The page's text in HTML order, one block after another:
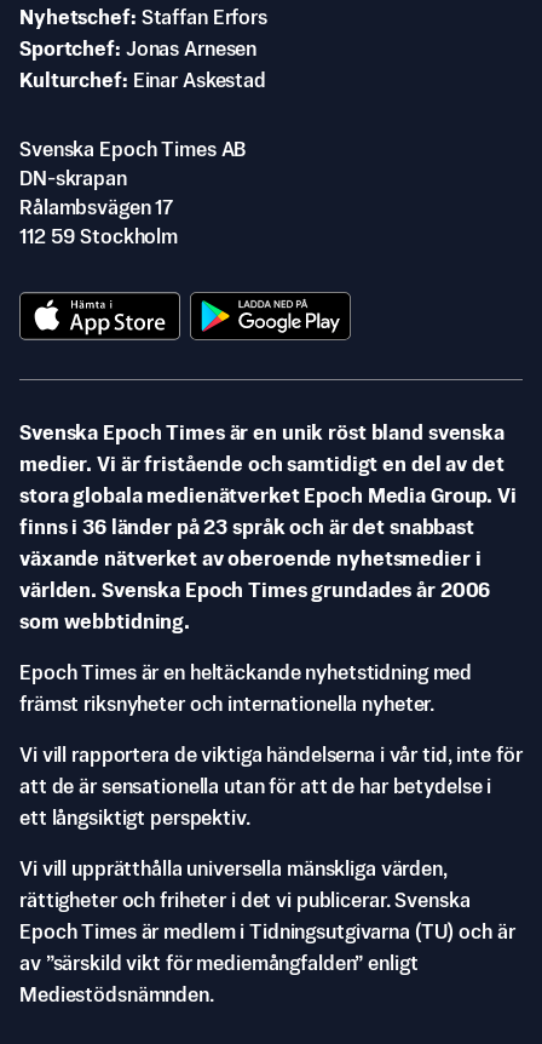
Nyhetschef Staffan Erfors
Sportchef Jonas Arnesen
Kulturchef
Einar Askestad
Svenska Epoch Times AB
DN-skrapan
Rålambsvägen 17
112 59 Stockholm
Svenska Epoch Times är en unik röst bland svenska
medier. Vi är fristående och samtidigt en del av det
stora globala medienätverket Epoch Media Group. Vi
finns i 36 länder på 23 språk och är det snabbast
växande nätverket av oberoende nyhetsmedier i
världen. Svenska Epoch Times grundades år 2006
som webbtidning.
Epoch Times är en heltäckande nyhetstidning med
främst riksnyheter och internationella nyheter.
Vi vill rapportera de viktiga händelserna i vår tid, inte för
att de är sensationella utan för att de har betydelse i
ett långsiktigt perspektiv.
Vi vill upprätthålla universella mänskliga värden,
rättigheter och friheter i det vi publicerar. Svenska
Epoch Times är medlem i Tidningsutgivarna (TU) och är
av ”särskild vikt för mediemångfalden” enligt
Mediestödsnämnden.